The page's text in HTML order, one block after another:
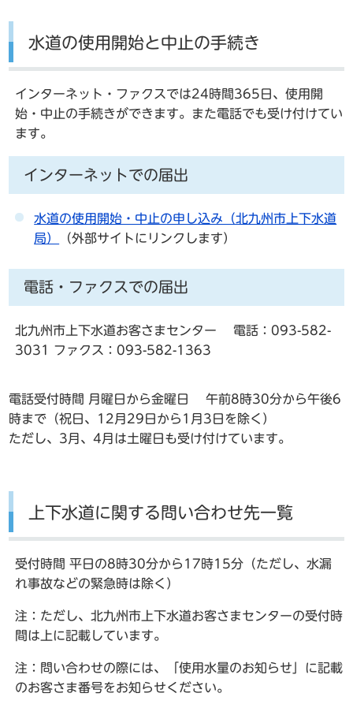
水道の使用開始と中止の手続き
インターネット・ファクスでは24時間365日、使用開
始・中止の手続きができます。また電話でも受け付けてい
ます。
インターネットでの届出
水道の使用開始・中止の申し込み（北九州市上下水道
局）
（外部サイトにリンクします）
電話・ファクスでの届出
北九州市上下水道お客さまセンター 電話：093-582-
3031 ファクス：093-582-1363
電話受付時間 月曜日から金曜日 午前8時30分から午後6
時まで（祝日、12月29日から1月3日を除く）
ただし、3月、4月は土曜日も受け付けています。
上下水道に関する問い合わせ先一覧
受付時間 平日の8時30分から17時15分（ただし、水漏
れ事故などの緊急時は除く）
注：ただし、北九州市上下水道お客さまセンターの受付時
間は上に記載しています。
注：問い合わせの際には、「使用水量のお知らせ」に記載
のお客さま番号をお知らせください。